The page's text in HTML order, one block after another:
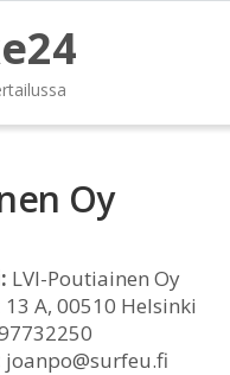
Oy
LVI-Poutiainen Oy
A, 00510 Helsinki
joanpo@surfeu.fi